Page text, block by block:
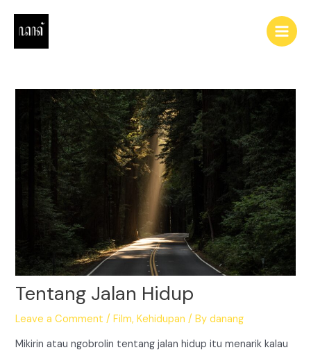
content
Main
Tentang Jalan Hidup
Leave a Comment /Film,Kehidupan / Bydanang
Mikirin atau ngobrolin tentang jalan hidup itu menarik kalau